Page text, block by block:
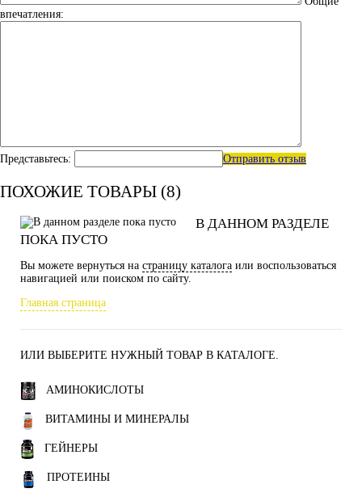
впечатления:
Представьтесь: Отправить отзыв
ПОХОЖИЕ ТОВАРЫ (8)
В ДАННОМ РАЗДЕЛЕ
ПОКА ПУСТО
Вы можете вернуться на страницу каталога или воспользоваться
навигацией или поиском по сайту.
Главная страница
ИЛИ ВЫБЕРИТЕ НУЖНЫЙ ТОВАР В КАТАЛОГЕ.
АМИНОКИСЛОТЫ
ВИТАМИНЫ И МИНЕРАЛЫ
ГЕЙНЕРЫ
ПРОТЕИНЫ